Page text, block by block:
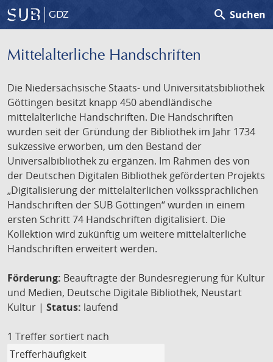
GDZ search Suchen
Mittelalterliche Handschriften
Die Niedersächsische Staats- und Universitätsbibliothek
Göttingen besitzt knapp 450 abendländische
mittelalterliche Handschriften. Die Handschriften
wurden seit der Gründung der Bibliothek im Jahr 1734
sukzessive erworben, um den Bestand der
Universalbibliothek zu ergänzen. Im Rahmen des von
der Deutschen Digitalen Bibliothek geförderten Projekts
„Digitalisierung der mittelalterlichen volkssprachlichen
Handschriften der SUB Göttingen“ wurden in einem
ersten Schritt 74 Handschriften digitalisiert. Die
Kollektion wird zukünftig um weitere mittelalterliche
Handschriften erweitert werden.
Förderung: Beauftragte der Bundesregierung für Kultur
und Medien, Deutsche Digitale Bibliothek, Neustart
Kultur | Status: laufend
1 Treffer sortiert nach